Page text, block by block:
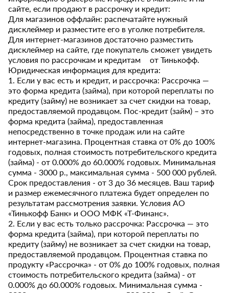
сайте, если продают в рассрочку и кредит:
Для магазинов оффлайн: распечатайте нужный
дисклеймер и разместите его в уголке потребителя.
Для интернет-магазинов достаточно разместить
дисклеймер на сайте, где покупатель сможет увидеть
условия по рассрочкам и кредитам от Тинькофф.
Юридическая информация для кредита:
1. Если у вас есть и кредит, и рассрочка: Рассрочка —
это форма кредита (займа), при которой переплаты по
кредиту (займу) не возникает за счет скидки на товар,
предоставляемой продавцом. Пос-кредит (займ) – это
форма кредита (займа), предоставленная
непосредственно в точке продаж или на сайте
интернет-магазина. Процентная ставка от 0% до 100%
годовых, полная стоимость потребительского кредита
(займа) - от 0.000% до 60.000% годовых. Минимальная
сумма - 3000 р., максимальная сумма - 500 000 рублей.
Срок предоставления - от 3 до 36 месяцев. Ваш тариф
и размер ежемесячного платежа будет определен по
результатам рассмотрения заявки. Условия АО
«Тинькофф Банк» и ООО МФК «Т-Финанс».
2. Если у вас есть только рассрочка: Рассрочка — это
форма кредита (займа), при которой переплаты по
кредиту (займу) не возникает за счет скидки на товар,
предоставляемой продавцом. Процентная ставка по
продукту «Рассрочка» - от 0% до 100% годовых, полная
стоимость потребительского кредита (займа) - от
0.000% до 60.000% годовых. Минимальная сумма -